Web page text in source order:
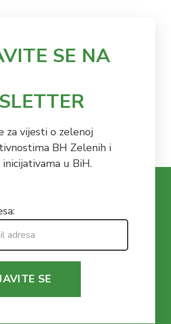
SE NA
za vijesti o zelenoj
BH Zelenih i
u BiH.